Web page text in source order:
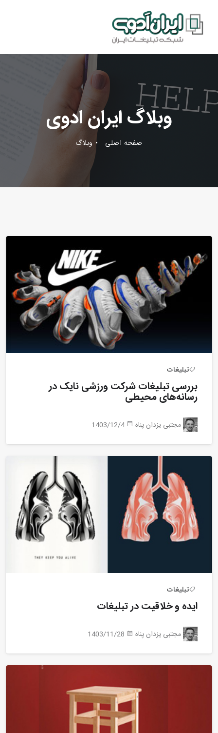
وبلاگ ایران ادوی
صفحه اصلی وبلاگ
تبلیغات
بررسی تبلیغات شرکت ورزشی نایک در
رسانه‌های محیطی
مجتبی یزدان پناه 1403/12/4
تبلیغات
ایده و خلاقیت در تبلیغات
مجتبی یزدان پناه 1403/11/28